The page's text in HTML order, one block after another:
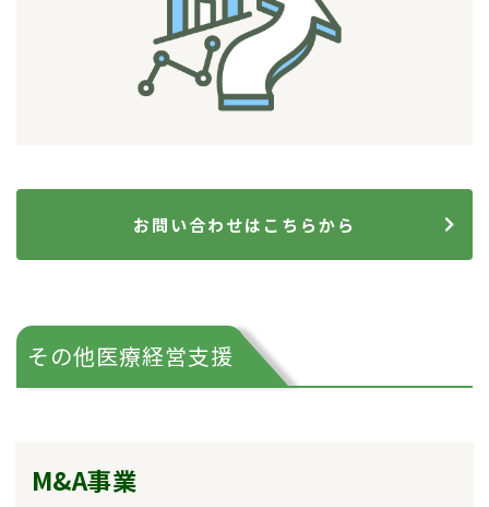
お問い合わせはこちらから
その他医療経営支援
M&A事業